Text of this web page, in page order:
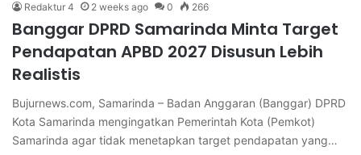
Redaktur 4 2 weeks ago 0 266
Banggar DPRD Samarinda Minta Target
Pendapatan APBD 2027 Disusun Lebih
Realistis
Bujurnews.com, Samarinda – Badan Anggaran (Banggar) DPRD
Kota Samarinda mengingatkan Pemerintah Kota (Pemkot)
Samarinda agar tidak menetapkan target pendapatan yang…